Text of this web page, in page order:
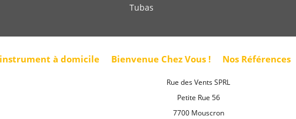
Tubas
à domicile Bienvenue Chez Vous ! Nos Références
Rue des Vents SPRL
Petite Rue 56
7700 Mouscron